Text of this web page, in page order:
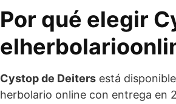
Por qué elegir
Cystop de Deiters está
herbolario online con entrega en